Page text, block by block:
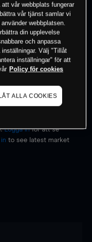
position i detta
Logga inför att se
in to see latest market
vår webbplats fungerar
vår tjänst samlar vi
webbplatsen.
din upplevelse
och anpassa
Välj "Tillåt
inställningar" för att
Policy för cookies
ALLA COOKIES